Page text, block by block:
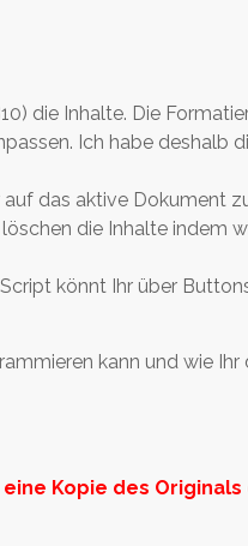
die Inhalte. Die
Ich habe deshalb
das aktive Dokument
die Inhalte indem
könnt Ihr über
kann und wie
Kopie des Originals